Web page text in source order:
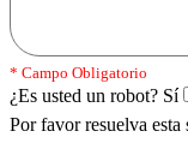
* Campo Obligatorio
¿Es usted un robot? Sí
Por favor resuelva